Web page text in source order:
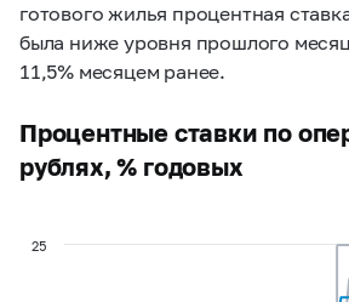
готового жилья процентная
была ниже уровня прошлого
11,5% месяцем ранее.
Процентные ставки по
рублях, % годовых
25